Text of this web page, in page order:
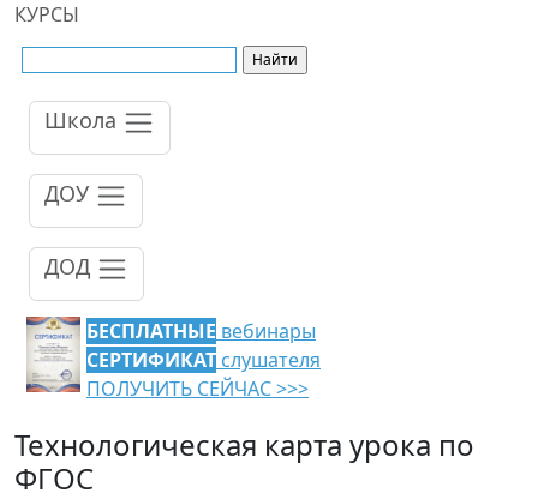
КУРСЫ
Школа
ДОУ
ДОД
БЕСПЛАТНЫЕ вебинары
СЕРТИФИКАТ слушателя
ПОЛУЧИТЬ СЕЙЧАС >>>
Технологическая карта урока по
ФГОС